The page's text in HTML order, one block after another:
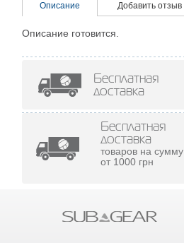
Описание Добавить отзыв
Описание готовится.
Бесплатная
доставка
Бесплатная
доставка
товаров на сумму
от 1000 грн